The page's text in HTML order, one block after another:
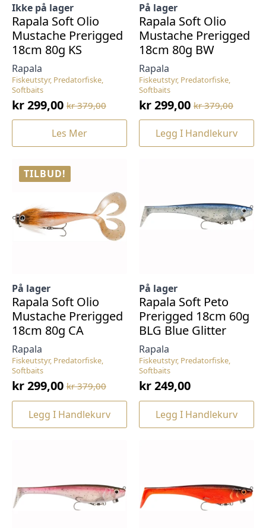
Fiskeutstyr, Predatorfiske,
Softbaits
Rapala
Ikke på lager
Rapala Soft Olio
Mustache Prerigged
18cm 80g KS
kr379,00
Opprinnelig
pris
kr299,00
Nåværende
pris
Les Mer
Fiskeutstyr, Predatorfiske,
Softbaits
Rapala
På lager
Rapala Soft Olio
Mustache Prerigged
18cm 80g BW
kr379,00
Opprinnelig
pris
var:
kr299,00
Nåværende
pris
Legg I Handlekurv
TILBUD!
Fiskeutstyr, Predatorfiske,
Softbaits
Rapala
På lager
Rapala Soft Olio
Mustache Prerigged
18cm 80g CA
kr379,00
Opprinnelig
pris
var:
kr299,00
Nåværende
pris
Legg I Handlekurv
Fiskeutstyr, Predatorfiske,
Softbaits
Rapala
På lager
Rapala Soft Peto
Prerigged 18cm 60g
BLG Blue Glitter
kr249,00
Legg I Handlekurv